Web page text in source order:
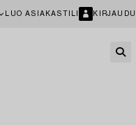
LUO ASIAKASTILI KIRJAUDU